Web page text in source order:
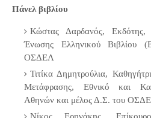
Πάνελ βιβλίου
Κώστας Δαρδανός,
Ένωσης Ελληνικού
ΟΣΔΕΛ
Τιτίκα Δημητρούλια,
Μετάφρασης, Εθνικό και
Αθηνών και μέλος Δ.Σ. του